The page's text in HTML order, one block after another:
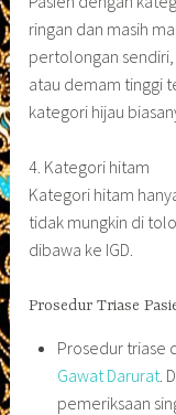
ringan dan masih
pertolongan
atau demam tinggi
kategori hijau
4. Kategori hitam
Kategori hitam
tidak mungkin di
dibawa ke IGD.
Prosedur Triase
Prosedur triase
Gawat Darurat.
pemeriksaan